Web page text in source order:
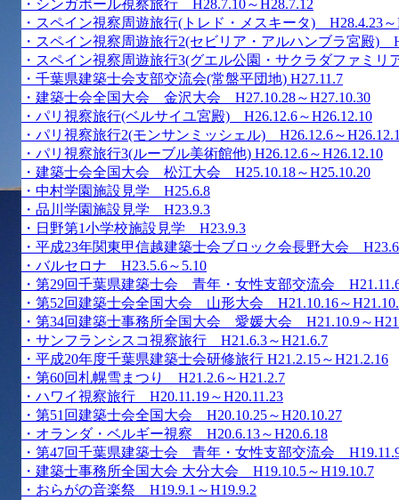
・シンガポール視察旅行 H28.7.10～H28.7.12
・スペイン視察周遊旅行(トレド・メスキータ) H28.4.23～
・スペイン視察周遊旅行2(セビリア・アルハンブラ宮殿)
・スペイン視察周遊旅行3(グエル公園・サクラダファミリ
・千葉県建築士会支部交流会(常盤平団地) H27.11.7
・建築士会全国大会 金沢大会 H27.10.28～H27.10.30
・パリ視察旅行(ベルサイユ宮殿) H26.12.6～H26.12.10
・パリ視察旅行2(モンサンミッシェル) H26.12.6～
・パリ視察旅行3(ルーブル美術館他) H26.12.6～H26.12.10
・建築士会全国大会 松江大会 H25.10.18～H25.10.20
・中村学園施設見学 H25.6.8
・品川学園施設見学 H23.9.3
・日野第1小学校施設見学 H23.9.3
・平成23年関東甲信越建築士会ブロック会長野大会
・バルセロナ H23.5.6～5.10
・第29回千葉県建築士会 青年・女性支部交流会
・第52回建築士会全国大会 山形大会 H21.10.16～
・第34回建築士事務所全国大会 愛媛大会 H21.10.9～
・サンフランシスコ視察旅行 H21.6.3～H21.6.7
・平成20年度千葉県建築士会研修旅行 H21.2.15～H21.2.16
・第60回札幌雪まつり H21.2.6～H21.2.7
・ハワイ視察旅行 H20.11.19～H20.11.23
・第51回建築士会全国大会 H20.10.25～H20.10.27
・オランダ・ベルギー視察 H20.6.13～H20.6.18
・第47回千葉県建築士会 青年・女性支部交流会
・建築士事務所全国大会 大分大会 H19.10.5～H19.10.7
・おらがの音楽祭 H19.9.1～H19.9.2